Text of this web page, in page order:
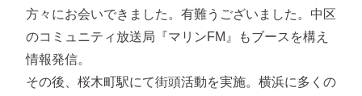
方々にお会いできました。有難うございました。中区
のコミュニティ放送局『マリンFM』もブースを構え
情報発信。
その後、桜木町駅にて街頭活動を実施。横浜に多くの